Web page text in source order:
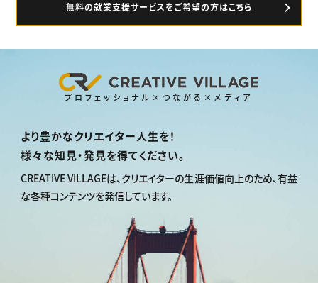
無料の就業支援サービスをご希望の方はこちら
プロフェッショナル×つながる×メディア
より豊かなクリエイター人生を！
様々な知見・発見を得てください。
CREATIVE VILLAGEは、クリエイターの生涯価値向上のため、有益
な各種コンテンツを発信しています。